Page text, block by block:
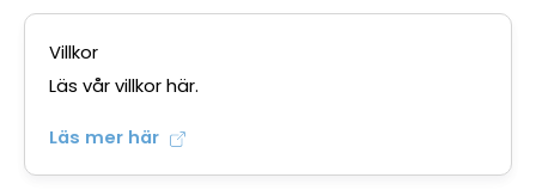
Villkor
Läs vår villkor här.
Läs mer här